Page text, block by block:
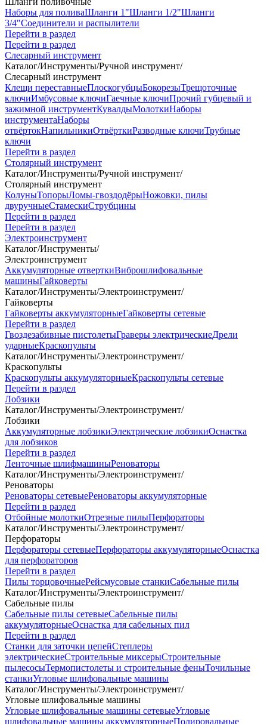
Наборы для поливаШланги 1"Шланги 1/2"Шланги
3/4"Соединители и распылители
Перейти в раздел
Перейти в раздел
Слесарный инструмент
Каталог/Инструменты/Ручной инструмент/
Слесарный инструмент
Клещи переставныеПлоскогубцыБокорезыТрещоточные
ключиИмбусовые ключиГаечные ключиПрочий губцевый и
зажимной инструментКувалдыМолоткиНаборы
инструментаНаборы
отвёртокНапильникиОтвёрткиРазводные ключиТрубные
ключи
Перейти в раздел
Столярный инструмент
Каталог/Инструменты/Ручной инструмент/
Столярный инструмент
КолуныТопорыЛомы-гвоздодёрыНожовки, пилы
двуручныеСтамескиСтрубцины
Перейти в раздел
Перейти в раздел
Электроинструмент
Каталог/Инструменты/
Электроинструмент
Аккумуляторные отверткиВиброшлифовальные
машиныГайковерты
Каталог/Инструменты/Электроинструмент/
Гайковерты
Гайковерты аккумуляторныеГайковерты сетевые
Перейти в раздел
Гвоздезабивные пистолетыГраверы электрическиеДрели
ударныеКраскопульты
Каталог/Инструменты/Электроинструмент/
Краскопульты
Краскопульты аккумуляторныеКраскопульты сетевые
Перейти в раздел
Лобзики
Каталог/Инструменты/Электроинструмент/
Лобзики
Аккумуляторные лобзикиЭлектрические лобзикиОснастка
для лобзиков
Перейти в раздел
Ленточные шлифмашиныРеноваторы
Каталог/Инструменты/Электроинструмент/
Реноваторы
Реноваторы сетевыеРеноваторы аккумуляторные
Перейти в раздел
Отбойные молоткиОтрезные пилыПерфораторы
Каталог/Инструменты/Электроинструмент/
Перфораторы
Перфораторы сетевыеПерфораторы аккумуляторныеОснастка
для перфораторов
Перейти в раздел
Пилы торцовочныеРейсмусовые станкиСабельные пилы
Каталог/Инструменты/Электроинструмент/
Сабельные пилы
Сабельные пилы сетевыеСабельные пилы
аккумуляторныеОснастка для сабельных пил
Перейти в раздел
Станки для заточки цепейСтеплеры
электрическиеСтроительные миксерыСтроительные
пылесосыТермопистолеты и строительные феныТочильные
станкиУгловые шлифовальные машины
Каталог/Инструменты/Электроинструмент/
Угловые шлифовальные машины
Угловые шлифовальные машины сетевыеУгловые
шлифовальные машины аккумуляторныеПолировальные